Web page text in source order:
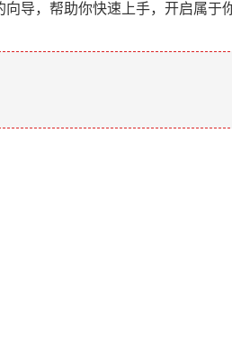
导，帮助你快速上手，开启属于